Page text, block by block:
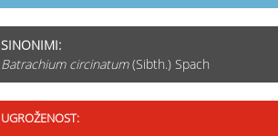
SINONIMI:
Batrachium circinatum(Sibth.) Spach
UGROŽENOST: